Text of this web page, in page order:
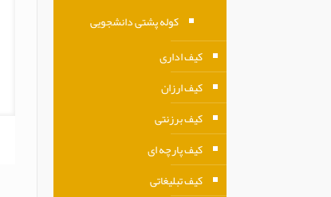
کوله پشتی دانشجویی
کیف اداری
کیف ارزان
کیف برزنتی
کیف پارچه ای
کیف تبلیغاتی